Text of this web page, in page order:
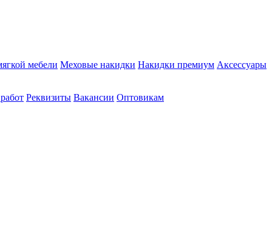
мебели Меховые накидки Накидки премиум Аксессуары
Реквизиты Вакансии Оптовикам